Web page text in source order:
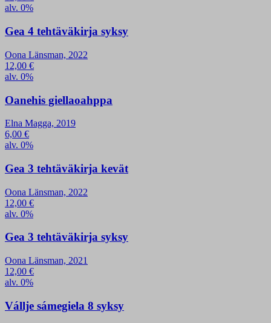
alv. 0%
Gea 4 tehtäväkirja syksy
Oona Länsman, 2022
12,00 €
alv. 0%
Oanehis giellaoahppa
Elna Magga, 2019
6,00 €
alv. 0%
Gea 3 tehtäväkirja kevät
Oona Länsman, 2022
12,00 €
alv. 0%
Gea 3 tehtäväkirja syksy
Oona Länsman, 2021
12,00 €
alv. 0%
Vállje sámegiela 8 syksy